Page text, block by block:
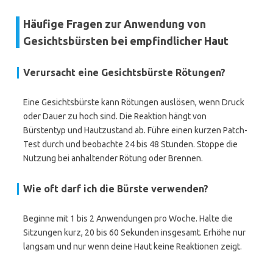
Häufige Fragen zur Anwendung von
Gesichtsbürsten bei empfindlicher Haut
Verursacht eine Gesichtsbürste Rötungen?
Eine Gesichtsbürste kann Rötungen auslösen, wenn Druck
oder Dauer zu hoch sind. Die Reaktion hängt von
Bürstentyp und Hautzustand ab. Führe einen kurzen Patch-
Test durch und beobachte 24 bis 48 Stunden. Stoppe die
Nutzung bei anhaltender Rötung oder Brennen.
Wie oft darf ich die Bürste verwenden?
Beginne mit 1 bis 2 Anwendungen pro Woche. Halte die
Sitzungen kurz, 20 bis 60 Sekunden insgesamt. Erhöhe nur
langsam und nur wenn deine Haut keine Reaktionen zeigt.